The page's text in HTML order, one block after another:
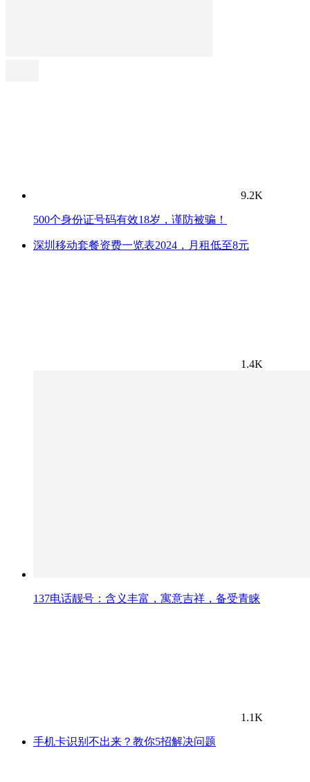
9.2K
500个身份证号码有效18岁，谨防被骗！
深圳移动套餐资费一览表2024，月租低至8元
1.4K
137电话靓号：含义丰富，寓意吉祥，备受青睐
1.1K
手机卡识别不出来？教你5招解决问题